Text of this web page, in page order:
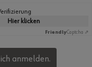
Hier klicken
FriendlyCaptcha ⇗
anmelden.